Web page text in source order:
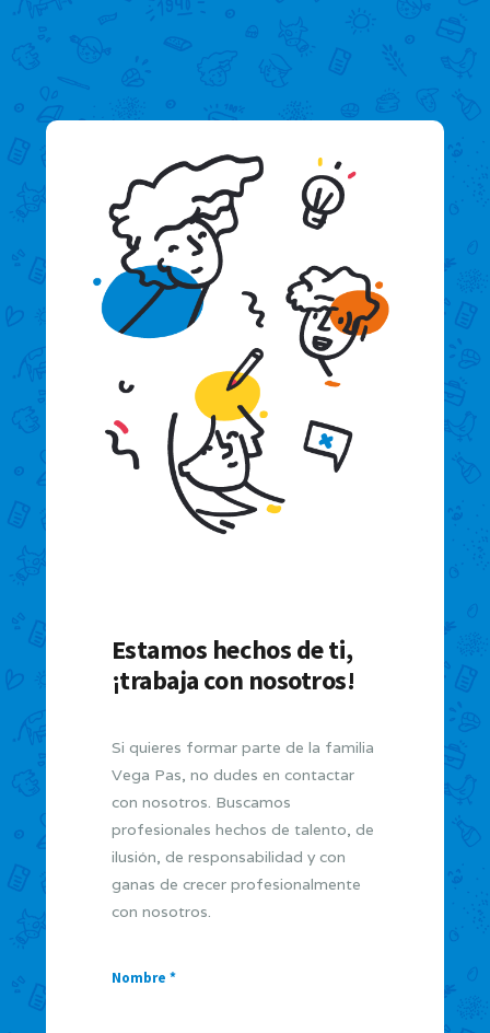
Estamos hechos de ti,
¡trabaja con nosotros!
Si quieres formar parte de la familia
Vega Pas, no dudes en contactar
con nosotros. Buscamos
profesionales hechos de talento, de
ilusión, de responsabilidad y con
ganas de crecer profesionalmente
con nosotros.
Nombre *